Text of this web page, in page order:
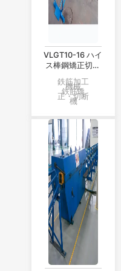
VLGT10-16 ハイ
ス棒鋼矯正切断
鉄筋加工
機械
鉄筋矯
正・切断
機